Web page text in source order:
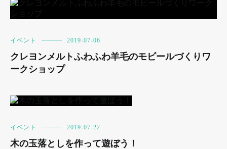
イベント 2019-07-06
クレヨンメルトふわふわ羊毛のモビールづくりワ
ークショップ
イベント 2019-07-22
木の玉落としを作って遊ぼう！